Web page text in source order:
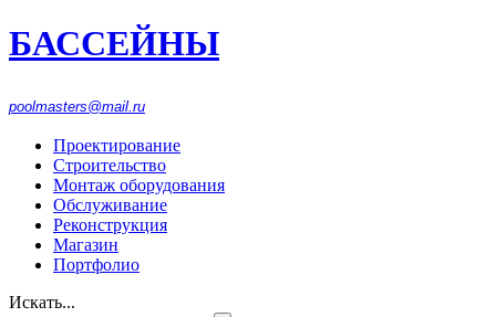
БАССЕЙНЫ
poolmasters@mail.ru
Проектирование
Строительство
Монтаж оборудования
Обслуживание
Реконструкция
Магазин
Портфолио
Искать...